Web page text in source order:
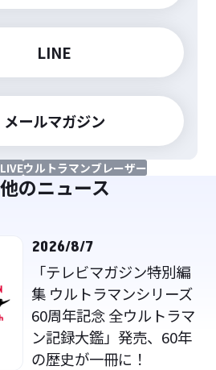
LINE
メールマガジン
ウルトラマンブレーザー
のニュース
2026/8/7
「テレビマガジン特別編
集 ウルトラマンシリーズ
60周年記念 全ウルトラマ
ン記録大鑑」発売、60年
の歴史が一冊に！